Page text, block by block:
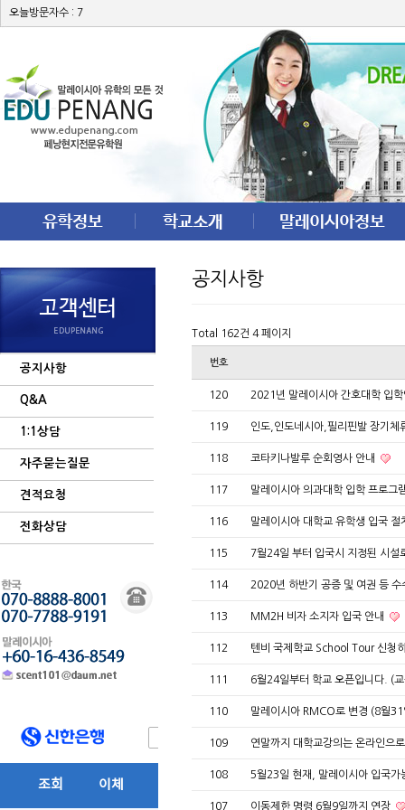
오늘방문자수 : 7
공지사항
Q&A
1:1상담
자주묻는질문
견적요청
전화상담
공지사항
Total 162건 4 페이지
번호
120 2021년 말레이시아 간호대학 입
119 인도,인도네시아,필리핀발 장기체
118 코타키나발루 순회영사 안내
117 말레이시아 의과대학 입학 프로그
116 말레이시아 대학교 유학생 입국 절
115 7월24일 부터 입국시 지정된 시설
114 2020년 하반기 공증 및 여권 등
113 MM2H 비자 소지자 입국 안내
112 텐비 국제학교 School Tour 신청
111 6월24일부터 학교 오픈입니다. (
110 말레이시아 RMCO로 변경 (8월
109 연말까지 대학교강의는 온라인으
108 5월23일 현재, 말레이시아 입국가
107 이동제한 명령 6월9일까지 연장